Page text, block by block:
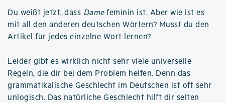
Du weißt jetzt, dass Damefeminin ist. Aber wie ist es
mit all den anderen deutschen Wörtern? Musst du den
Artikel für jedes einzelne Wort lernen?
Leider gibt es wirklich nicht sehr viele universelle
Regeln, die dir bei dem Problem helfen. Denn das
grammatikalische Geschlecht im Deutschen ist oft sehr
unlogisch. Das natürliche Geschlecht hilft dir selten